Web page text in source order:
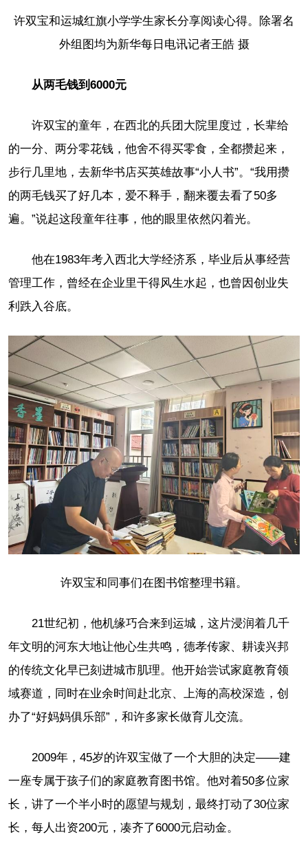
许双宝和运城红旗小学学生家长分享阅读心得。除署名
外组图均为新华每日电讯记者王皓 摄
从两毛钱到6000元
许双宝的童年，在西北的兵团大院里度过，长辈给
的一分、两分零花钱，他舍不得买零食，全都攒起来，
步行几里地，去新华书店买英雄故事“小人书”。“我用攒
的两毛钱买了好几本，爱不释手，翻来覆去看了50多
遍。”说起这段童年往事，他的眼里依然闪着光。
他在1983年考入西北大学经济系，毕业后从事经营
管理工作，曾经在企业里干得风生水起，也曾因创业失
利跌入谷底。
许双宝和同事们在图书馆整理书籍。
21世纪初，他机缘巧合来到运城，这片浸润着几千
年文明的河东大地让他心生共鸣，德孝传家、耕读兴邦
的传统文化早已刻进城市肌理。他开始尝试家庭教育领
域赛道，同时在业余时间赴北京、上海的高校深造，创
办了“好妈妈俱乐部”，和许多家长做育儿交流。
2009年，45岁的许双宝做了一个大胆的决定——建
一座专属于孩子们的家庭教育图书馆。他对着50多位家
长，讲了一个半小时的愿望与规划，最终打动了30位家
长，每人出资200元，凑齐了6000元启动金。